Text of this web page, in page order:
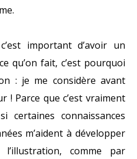
important d’avoir un
qu’on fait, c’est pourquoi
: je me considère avant
Parce que c’est vraiment
certaines connaissances
m’aident à développer
comme par